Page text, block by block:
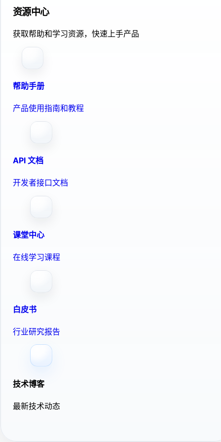
资源中心
获取帮助和学习资源，快速上手产品
帮助手册
产品使用指南和教程
API 文档
开发者接口文档
课堂中心
在线学习课程
白皮书
行业研究报告
技术博客
最新技术动态